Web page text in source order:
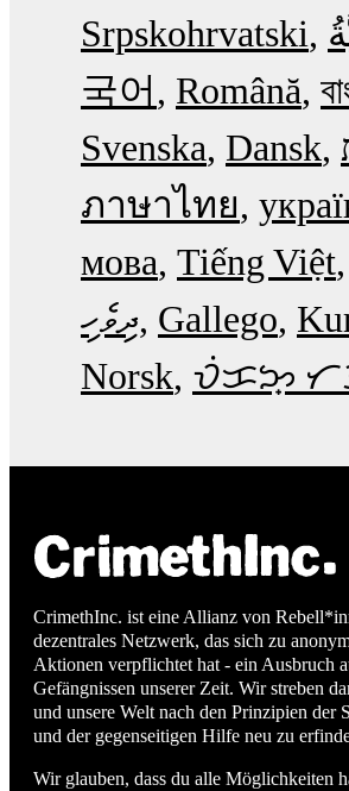
Srpskohrvatski
국어
Română
Svenska Dansk
ภาษาไทย
мова Tiếng Việt
ދިވެހި Gallego
Norsk ᜏᜒᜃᜅ᜔
CrimethInc. ist eine Allianz von
dezentrales Netzwerk, das sich zu
Aktionen verpflichtet hat - ein Ausbruch
Gefängnissen unserer Zeit. Wir streben
und unsere Welt nach den Prinzipien der
und der gegenseitigen Hilfe neu zu
Wir glauben, dass du alle Möglichkeiten